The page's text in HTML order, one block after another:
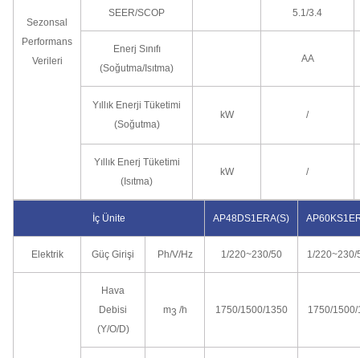
Sezonsal
Performans
Verileri
SEER/SCOP 5.1/3.4
Enerj Sınıfı
(Soğutma/Isıtma)
AA
Yıllık Enerji Tüketimi
(Soğutma)
kW /
Yıllık Enerj Tüketimi
(Isıtma)
kW /
İç Ünite AP48DS1ERA(S)
Elektrik Güç Girişi Ph/V/Hz 1/220~230/50 1/220~230/
Hava
Debisi
(Y/O/D)
m3 /h 1750/1500/1350 1750/